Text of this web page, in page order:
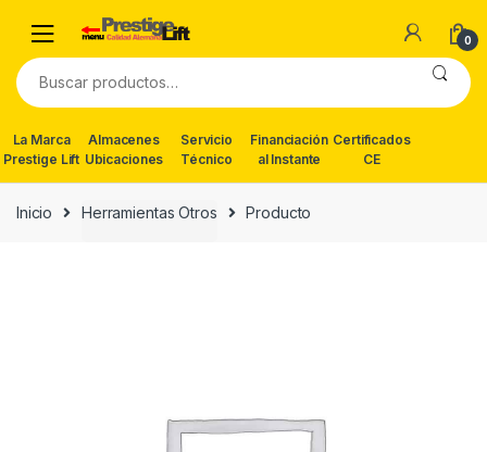
navigation
content
0
Buscar
por:
La Marca
Prestige Lift
Almacenes
Ubicaciones
Servicio
Técnico
Financiación
al Instante
Certificados
CE
Inicio Herramientas Otros Producto